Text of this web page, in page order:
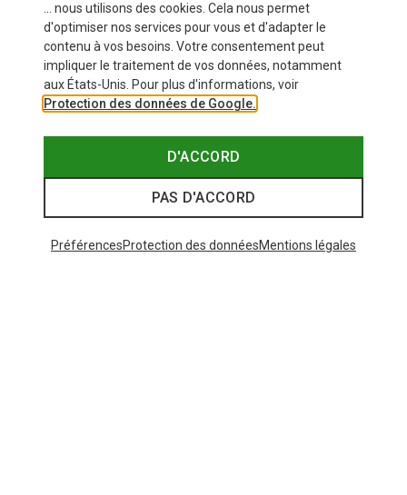
Chaussures Innox Pro GTX Mid femme
CHF 219,95
Lowa
CHF 199,95
... nous utilisons des cookies. Cela nous permet
d'optimiser nos services pour vous et d'adapter le
contenu à vos besoins. Votre consentement peut
impliquer le traitement de vos données, notamment
aux États-Unis. Pour plus d'informations, voir
Protection des données de Google.
D'ACCORD
PAS D'ACCORD
PréférencesProtection des donnéesMentions légales